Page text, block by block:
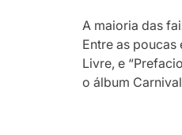
A maioria das
Entre as poucas
Livre, e
o álbum